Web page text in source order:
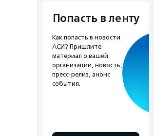
Попасть в ленту
Как попасть в новости
АСИ? Пришлите
материал о вашей
организации, новость,
пресс-релиз, анонс
события.